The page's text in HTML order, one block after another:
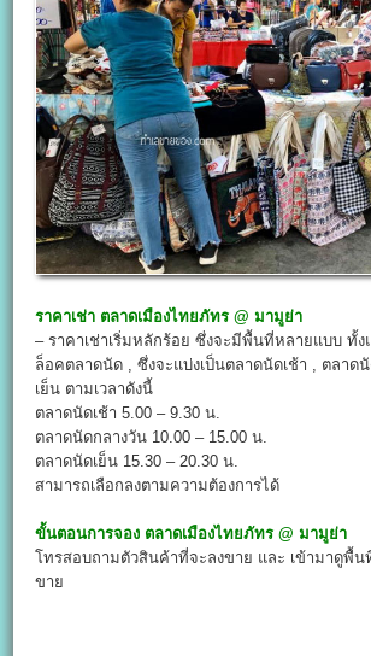
ราคาเช่า ตลาดเมืองไทยภัทร @มามูย่า
– ราคาเช่าเริ่มหลักร้อย ซึ่งจะมีพื้นที่หลายแบบ ทั้ง
ล็อคตลาดนัด , ซึ่งจะแบ่งเป็นตลาดนัดเช้า , ตลาด
เย็น ตามเวลาดังนี้
ตลาดนัดเช้า 5.00 – 9.30 น.
ตลาดนัดกลางวัน 10.00 – 15.00 น.
ตลาดนัดเย็น 15.30 – 20.30 น.
สามารถเลือกลงตามความต้องการได้
ขั้นตอนการจอง ตลาดเมืองไทยภัทร @มามูย่า
โทรสอบถามตัวสินค้าที่จะลงขาย และ เข้ามาดูพื้นที่
ขาย